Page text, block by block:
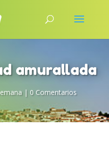
amurallada
| 0 Comentarios